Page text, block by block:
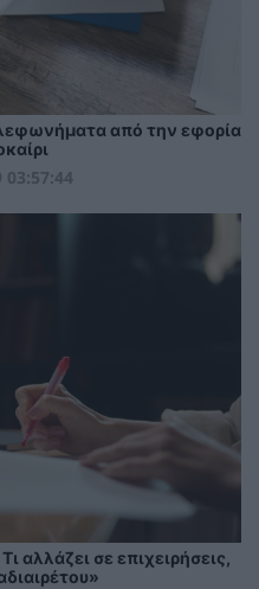
από την εφορία
03:57:44
αλλάζει σε επιχειρήσεις,